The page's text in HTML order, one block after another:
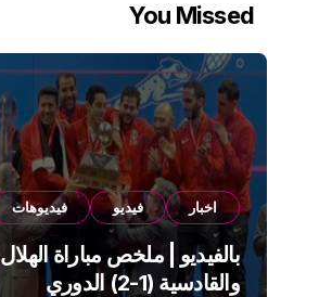
You Missed
اخبار فيديو فيديوهات
بالفيديو | ملخص مباراة الهلال
والقادسية (1-2) الدوري